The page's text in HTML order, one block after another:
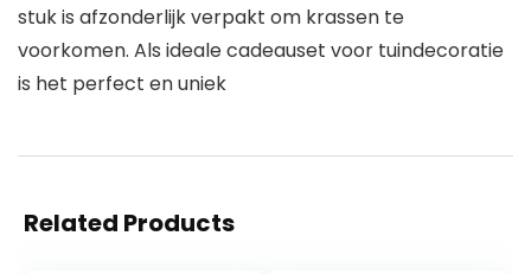
stuk is afzonderlijk verpakt om krassen te
voorkomen. Als ideale cadeauset voor tuindecoratie
is het perfect en uniek
Related Products